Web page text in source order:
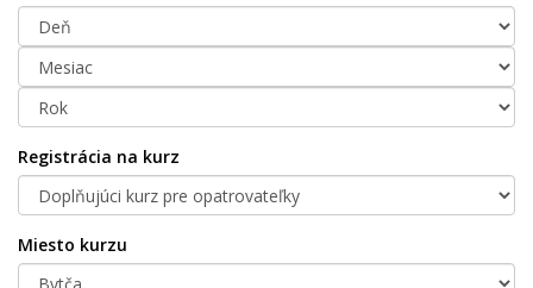
Registrácia na kurz
Miesto kurzu